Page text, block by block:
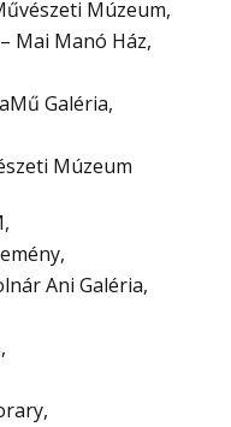
Múzeum
Mai Manó Ház
Galéria
Múzeum
Ani Galéria